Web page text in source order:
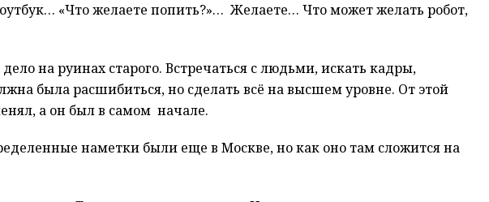
«Что желаете попить?»… Желаете… Что может желать робот,
на руинах старого. Встречаться с людьми, искать кадры,
была расшибиться, но сделать всё на высшем уровне. От этой
а он был в самом начале.
наметки были еще в Москве, но как оно там сложится на